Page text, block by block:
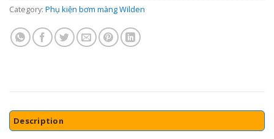
Category: Phụ kiện bơm màng Wilden
Description